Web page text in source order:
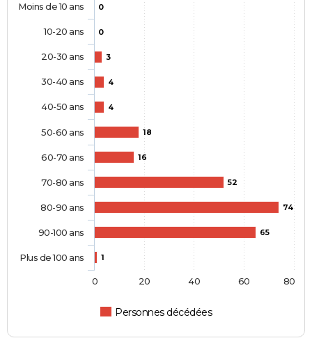
0
0
3
4
4
18
16
52
74
65
1
Personnes décédées
Moins de 10 ans
10-20 ans
20-30 ans
30-40 ans
40-50 ans
50-60 ans
60-70 ans
70-80 ans
80-90 ans
90-100 ans
Plus de 100 ans
0 20 40 60 80